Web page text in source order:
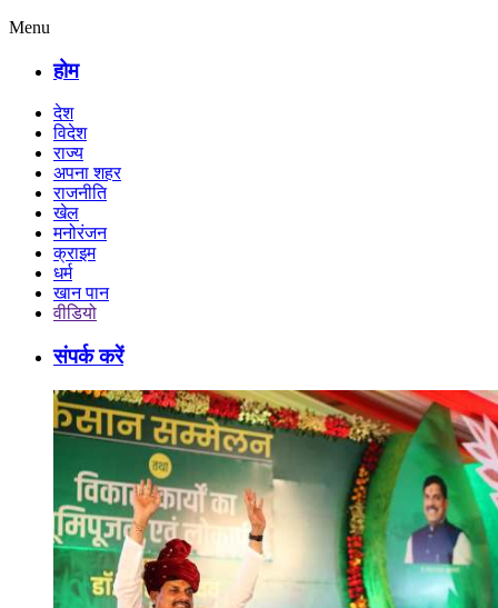
Menu
होम
देश
विदेश
राज्य
अपना शहर
राजनीति
खेल
मनोरंजन
क्राइम
धर्म
खान पान
वीडियो
संपर्क करें